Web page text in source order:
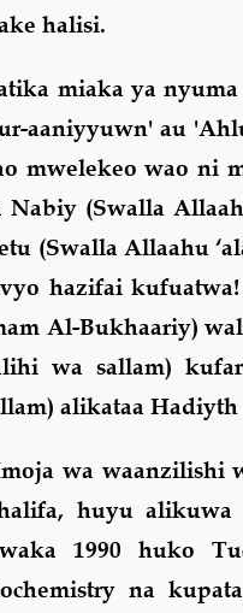
halisi.
miaka ya
aaniyyuwn' au
mwelekeo wao ni
Nabiy (Swalla
(Swalla Allaahu
hazifai
Al-Bukhaariy)
wa sallam)
alikataa
wa waanzilishi
huyu
1990 huko
na